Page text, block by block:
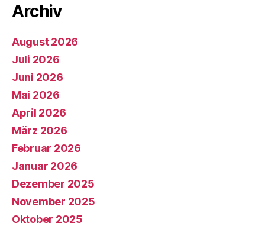
Archiv
August 2026
Juli 2026
Juni 2026
Mai 2026
April 2026
März 2026
Februar 2026
Januar 2026
Dezember 2025
November 2025
Oktober 2025